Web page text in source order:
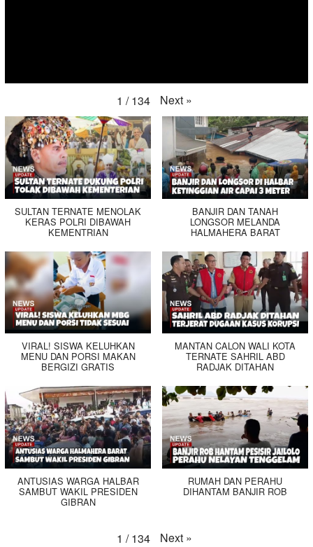
1 / 134 Next »
SULTAN TERNATE MENOLAK
KERAS POLRI DIBAWAH
KEMENTRIAN
BANJIR DAN TANAH
LONGSOR MELANDA
HALMAHERA BARAT
VIRAL! SISWA KELUHKAN
MENU DAN PORSI MAKAN
BERGIZI GRATIS
MANTAN CALON WALI KOTA
TERNATE SAHRIL ABD
RADJAK DITAHAN
ANTUSIAS WARGA HALBAR
SAMBUT WAKIL PRESIDEN
GIBRAN
RUMAH DAN PERAHU
DIHANTAM BANJIR ROB
1 / 134 Next »